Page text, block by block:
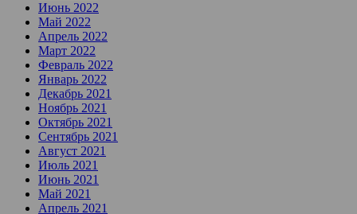
Июнь 2022
Май 2022
Апрель 2022
Март 2022
Февраль 2022
Январь 2022
Декабрь 2021
Ноябрь 2021
Октябрь 2021
Сентябрь 2021
Август 2021
Июль 2021
Июнь 2021
Май 2021
Апрель 2021